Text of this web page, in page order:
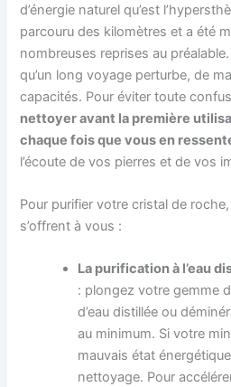
d’énergie naturel qu’est
parcouru des kilomètres et a été
nombreuses reprises au
qu’un long voyage perturbe, de
capacités. Pour éviter toute
nettoyer avant la première
chaque fois que vous en
l’écoute de vos pierres et de vos
Pour purifier votre cristal de
s’offrent à vous :
La purification à l’eau
: plongez votre gemme
d’eau distillée ou
au minimum. Si votre
mauvais état
nettoyage. Pour